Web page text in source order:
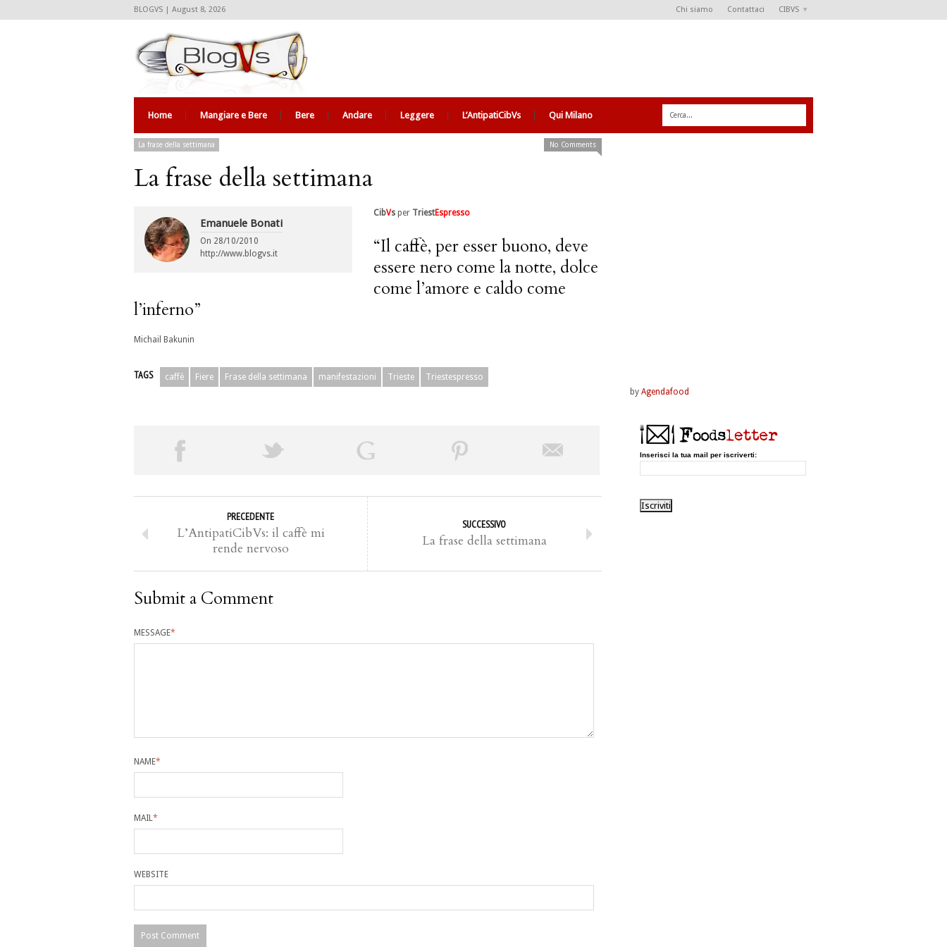
BLOGVS | August 8, 2026 Chi siamo Contattaci CIBVS
Home Mangiare e Bere Bere Andare Leggere L’AntipatiCibVs Qui Milano
La frase della settimana No Comments
La frase della settimana
Emanuele Bonati
On 28/10/2010
http://www.blogvs.it
CibVs per TriestEspresso
“Il caffè, per esser buono, deve
essere nero come la notte, dolce
come l’amore e caldo come
l’inferno”
Michail Bakunin
TAGS caffè Fiere Frase della settimana manifestazioni Trieste Triestespresso
PRECEDENTE
L’AntipatiCibVs: il caffè mi
rende nervoso
SUCCESSIVO
La frase della settimana
Submit a Comment
MESSAGE*
NAME*
MAIL*
WEBSITE
by Agendafood
Inserisci la tua mail per iscriverti: